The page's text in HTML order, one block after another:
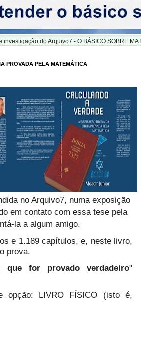
do Arquivo7 - O BÁSICO SOBRE
PROVADA PELA MATEMÁTICA
no Arquivo7, numa exposição
em contato com essa tese pela
la a algum amigo.
e 1.189 capítulos, e, neste livro,
prova.
que for provado verdadeiro"
opção: LIVRO FÍSICO (isto é,